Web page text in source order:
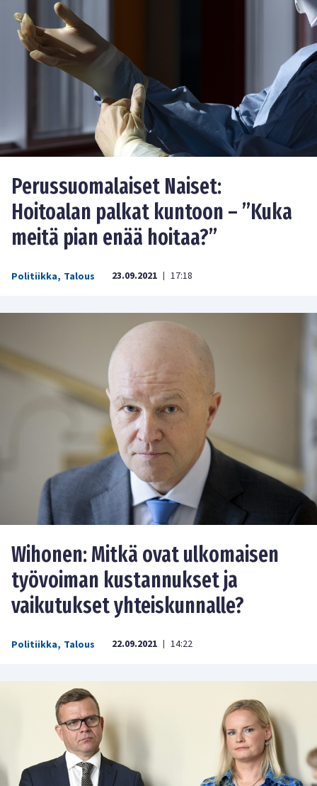
Perussuomalaiset Naiset:
Hoitoalan palkat kuntoon – ”Kuka
meitä pian enää hoitaa?”
Politiikka, Talous 23.09.2021 | 17:18
Wihonen: Mitkä ovat ulkomaisen
työvoiman kustannukset ja
vaikutukset yhteiskunnalle?
Politiikka, Talous 22.09.2021 | 14:22